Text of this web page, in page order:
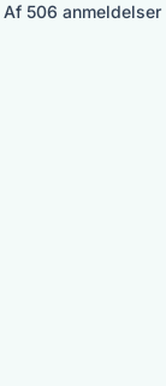
Af 506 anmeldelser